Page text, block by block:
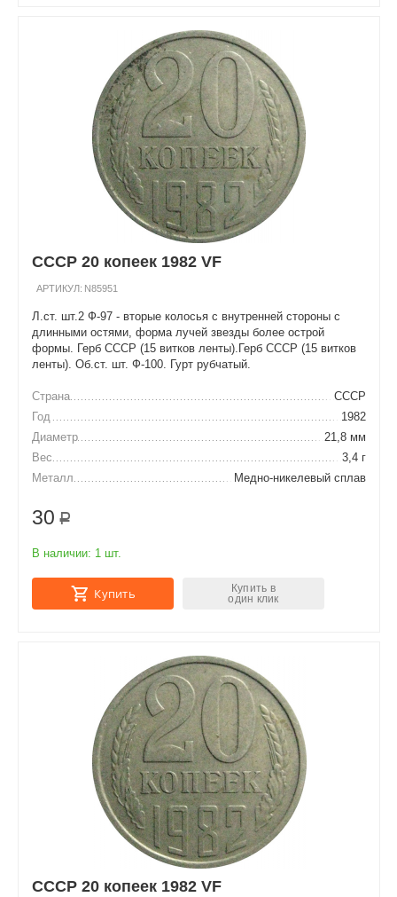
СССР 20 копеек 1982 VF
АРТИКУЛ: N85951
Л.ст. шт.2 Ф-97 - вторые колосья с внутренней стороны с
длинными остями, форма лучей звезды более острой
формы. Герб СССР (15 витков ленты).Герб СССР (15 витков
ленты). Об.ст. шт. Ф-100. Гурт рубчатый.
Страна
СССР
Год
1982
Диаметр
21,8 мм
Вес
3,4 г
Металл
Медно-никелевый сплав
30 Р
В наличии: 1 шт.
Купить
Купить в
один клик
СССР 20 копеек 1982 VF